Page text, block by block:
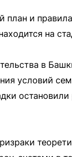
и
на
в
условий